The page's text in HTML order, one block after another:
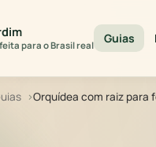
para o Brasil real Guias
Orquídea com raiz para